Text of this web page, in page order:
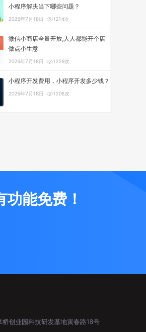
小程序解决当下哪些问题？
2026年7月18日 1214次
微信小商店全量开放,人人都能开个店
做点小生意
2026年7月18日 1229次
小程序开发费用，小程序开发多少钱？
2026年7月18日 1208次
能免费！
桥创业园科技研发基地寅春路18号